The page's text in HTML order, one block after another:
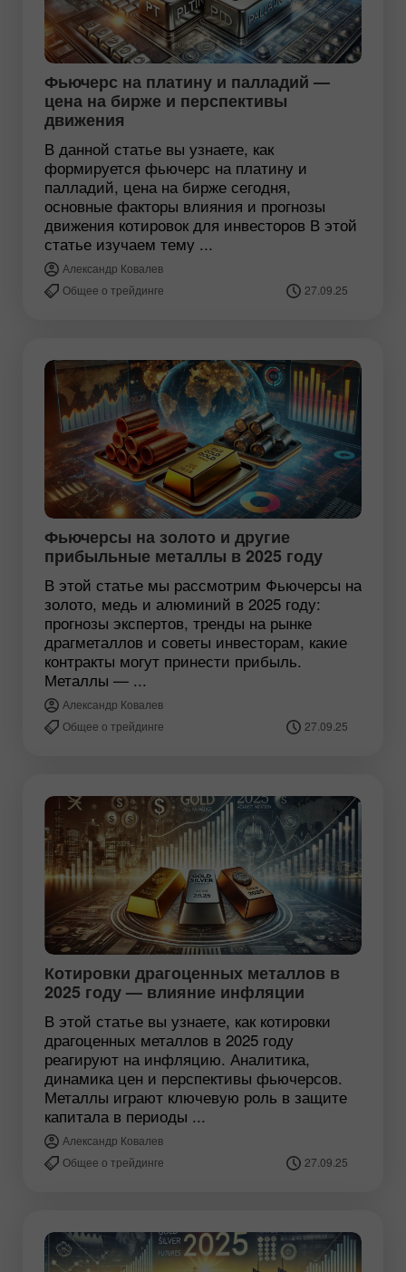
Фьючерс на платину и палладий —
цена на бирже и перспективы
движения
В данной статье вы узнаете, как
формируется фьючерс на платину и
палладий, цена на бирже сегодня,
основные факторы влияния и прогнозы
движения котировок для инвесторов В этой
статье изучаем тему ...
Александр Ковалев
Общее о трейдинге
27.09.25
Фьючерсы на золото и другие
прибыльные металлы в 2025 году
В этой статье мы рассмотрим Фьючерсы на
золото, медь и алюминий в 2025 году:
прогнозы экспертов, тренды на рынке
драгметаллов и советы инвесторам, какие
контракты могут принести прибыль.
Металлы — ...
Александр Ковалев
Общее о трейдинге
27.09.25
Котировки драгоценных металлов в
2025 году — влияние инфляции
В этой статье вы узнаете, как котировки
драгоценных металлов в 2025 году
реагируют на инфляцию. Аналитика,
динамика цен и перспективы фьючерсов.
Металлы играют ключевую роль в защите
капитала в периоды ...
Александр Ковалев
Общее о трейдинге
27.09.25